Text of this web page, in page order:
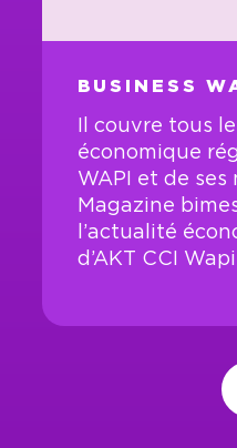
BUSINESS
Il couvre tous
économique
WAPI et de ses
Magazine
l’actualité
d’AKT CCI